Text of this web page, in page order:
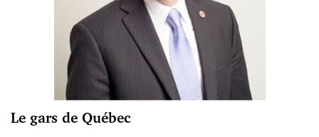
Le gars de Québec